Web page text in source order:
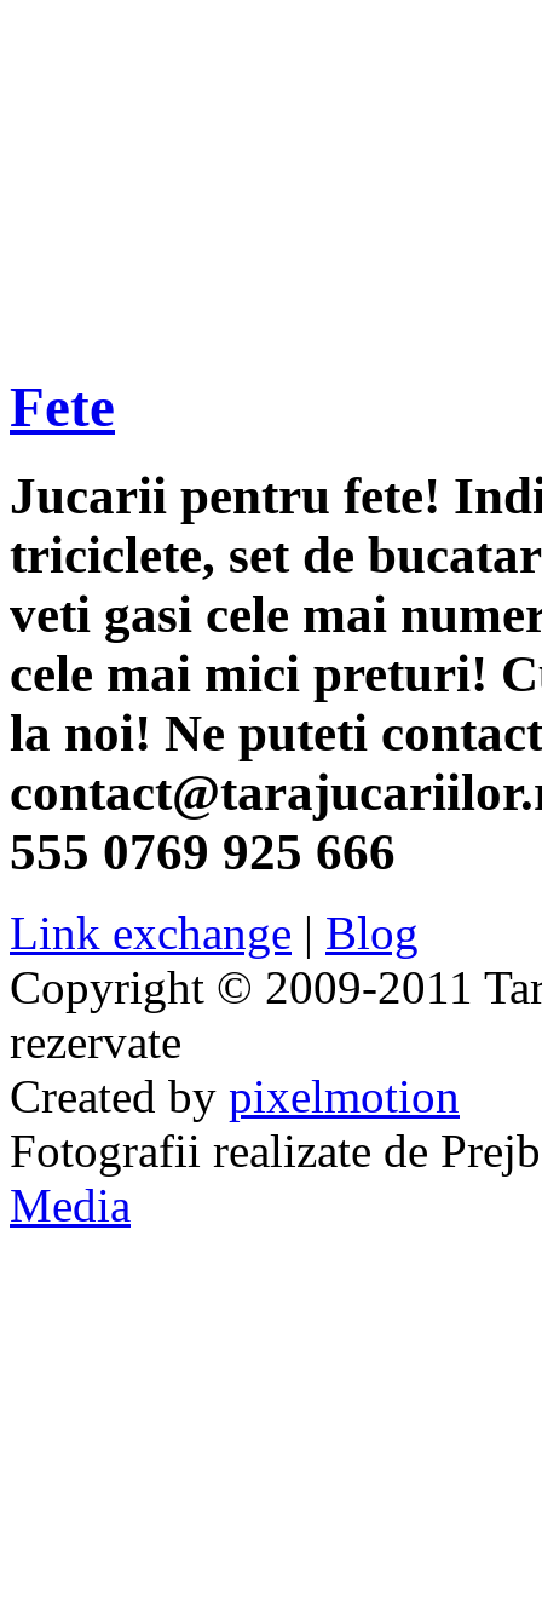
Fete
Jucarii pentru fete!
triciclete, set de
veti gasi cele mai
cele mai mici preturi!
la noi! Ne puteti
555 0769 925 666
Link exchange | Blog
Copyright © 2009-2011
rezervate
Created by pixelmotion
Fotografii realizate de
Media